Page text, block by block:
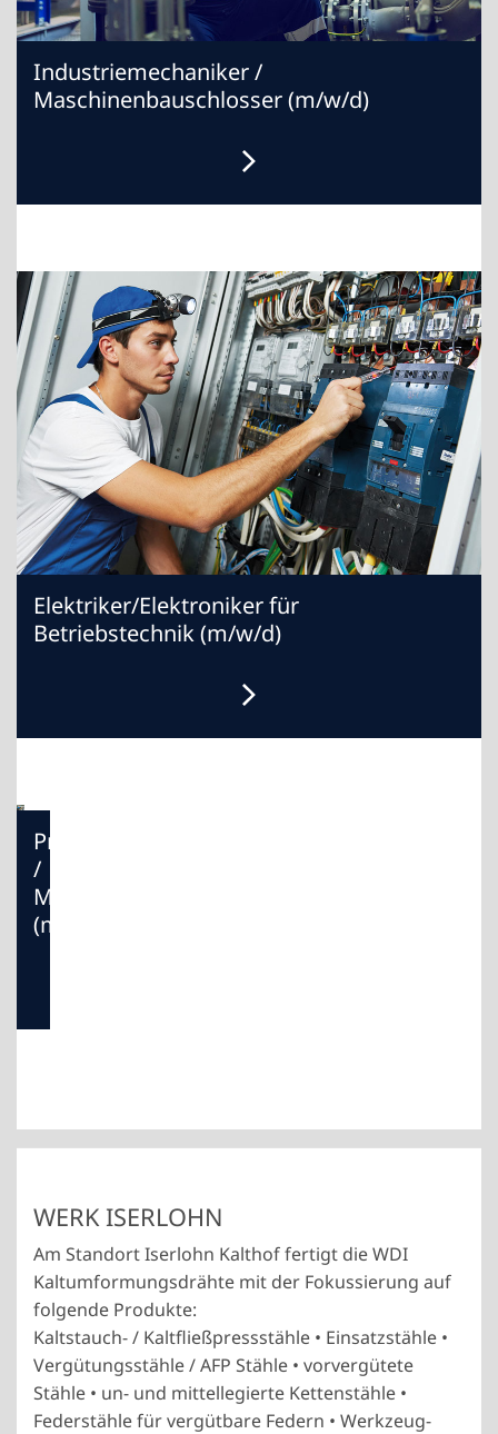
Industriemechaniker /
Maschinenbauschlosser (m/w/d)
Elektriker/Elektroniker für
Betriebstechnik (m/w/d)
Produktionsmitarbeiter
/
Maschinenbediener
(m/w/d)
WERK ISERLOHN
Am Standort Iserlohn Kalthof fertigt die WDI
Kaltumformungsdrähte mit der Fokussierung auf
folgende Produkte:
Kaltstauch- / Kaltfließpressstähle • Einsatzstähle •
Vergütungsstähle / AFP Stähle • vorvergütete
Stähle • un- und mittellegierte Kettenstähle •
Federstähle für vergütbare Federn • Werkzeug-